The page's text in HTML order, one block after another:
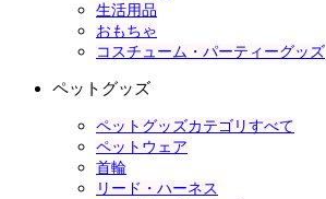
生活用品
おもちゃ
コスチューム・パーティーグッズ
ペットグッズ
ペットグッズカテゴリすべて
ペットウェア
首輪
リード・ハーネス